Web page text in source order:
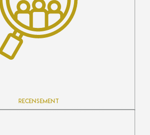
Recensement